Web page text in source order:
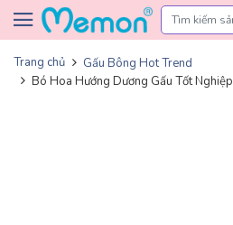
Skip to content
Trang chủ
Gấu Bông Hot Trend
Bó Hoa Hướng Dương Gấu Tốt Nghiệp